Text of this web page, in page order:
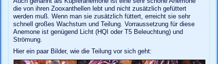
Bildergalerie
Weblinks
Nachzuchtenregister.de
die von ihren Zooxanthellen lebt und nicht zusätzlich gefüttert
werden muß. Wenn man sie zusätzlich füttert, erreicht sie sehr
schnell großes Wachstum und Teilung. Vorraussetzung für diese
Anemone ist genügend Licht (HQI oder T5 Beleuchtung) und
Strömung.
Hier ein paar Bilder, wie die Teilung vor sich geht: